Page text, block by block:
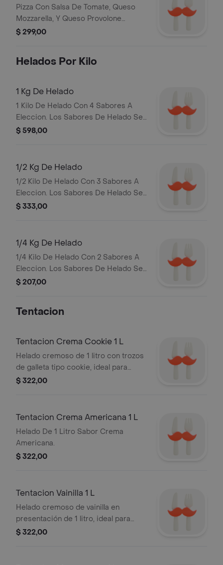
510gr
Pizza Con Salsa De Tomate, Queso
Mozzarella, Y Queso Provolone
Precocida Super Congelada.
$ 299,00
Helados Por Kilo
1 Kg De Helado
1 Kilo De Helado Con 4 Sabores A
Eleccion. Los Sabores De Helado Se
Envian En Iguales Cantidades, No Es
$ 598,00
1/2 Kg De Helado
1/2 Kilo De Helado Con 3 Sabores A
Eleccion. Los Sabores De Helado Se
Envian En Iguales Cantidades, No Es
$ 333,00
1/4 Kg De Helado
1/4 Kilo De Helado Con 2 Sabores A
Eleccion. Los Sabores De Helado Se
Envian En Iguales Cantidades, No Es
$ 207,00
Tentacion
Tentacion Crema Cookie 1 L
Helado cremoso de 1 litro con trozos
de galleta tipo cookie, ideal para
disfrutar en cualquier ocasión.
$ 322,00
Tentacion Crema Americana 1 L
Helado De 1 Litro Sabor Crema
Americana.
$ 322,00
Tentacion Vainilla 1 L
Helado cremoso de vainilla en
presentación de 1 litro, ideal para
disfrutar en cualquier ocasión.
$ 322,00